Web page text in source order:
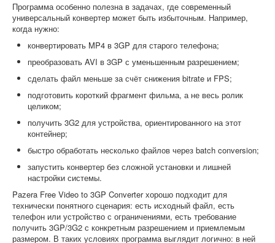
Программа особенно полезна в задачах, где современный
универсальный конвертер может быть избыточным. Например,
когда нужно:
конвертировать MP4 в 3GP для старого телефона;
преобразовать AVI в 3GP с уменьшенным разрешением;
сделать файл меньше за счёт снижения bitrate и FPS;
подготовить короткий фрагмент фильма, а не весь ролик
целиком;
получить 3G2 для устройства, ориентированного на этот
контейнер;
быстро обработать несколько файлов через batch conversion;
запустить конвертер без сложной установки и лишней
настройки системы.
Pazera Free Video to 3GP Converter хорошо подходит для
технически понятного сценария: есть исходный файл, есть
телефон или устройство с ограничениями, есть требование
получить 3GP/3G2 с конкретным разрешением и приемлемым
размером. В таких условиях программа выглядит логично: в ней